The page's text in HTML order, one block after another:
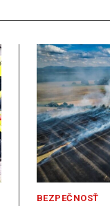
BEZPEČNOSŤ